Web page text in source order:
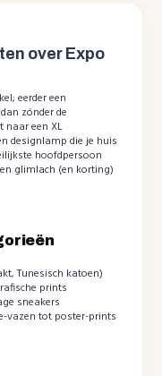
over Expo
eerder een
zónder de
naar een XL
designlamp die je huis
hoofdpersoon
glimlach (en korting)
Tunesisch katoen)
prints
sneakers
vazen tot poster-prints